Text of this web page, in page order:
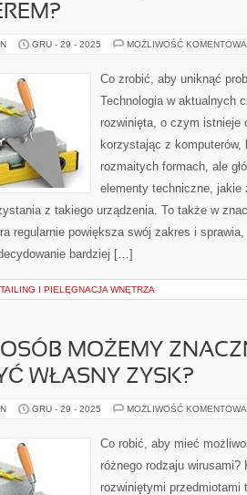
GRU - 29 - 2025 MOŻLIWOŚĆ
Co zrobić, aby uniknąć
Technologia w aktualnych
rozwinięta, o czym istnieje
korzystając z
rozmaitych formach, ale
elementy techniczne, jakie
z takiego urządzenia. To także w
regularnie powiększa swój zakres i
bardziej […]
I PIELĘGNACJA WNĘTRZA
MOŻEMY
WŁASNY ZYSK?
GRU - 29 - 2025 MOŻLIWOŚĆ
Co robić, aby mieć
różnego rodzaju
rozwiniętymi